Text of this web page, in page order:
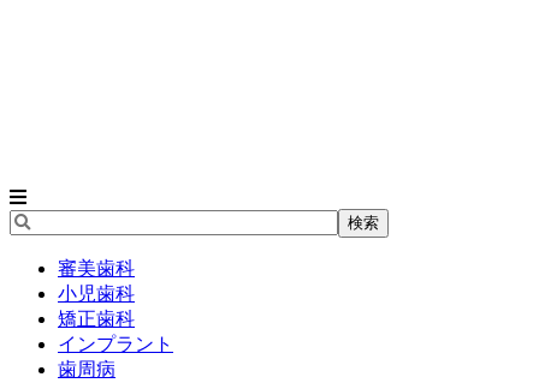
審美歯科
小児歯科
矯正歯科
インプラント
歯周病